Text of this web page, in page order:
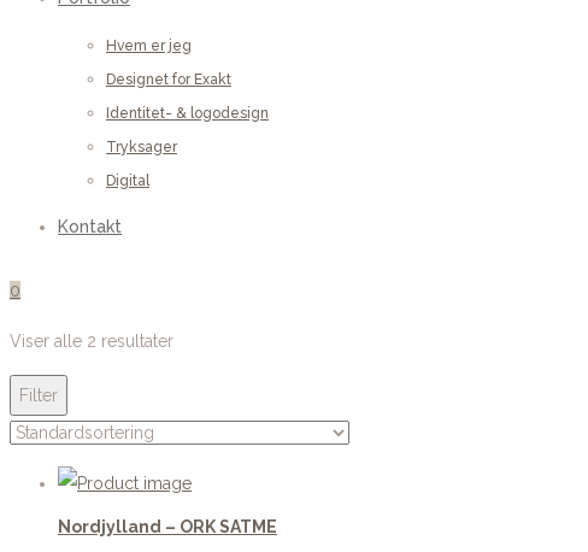
Hvem er jeg
Designet for Exakt
Identitet- & logodesign
Tryksager
Digital
Kontakt
0
Viser alle 2 resultater
Filter
Nordjylland – ORK SATME